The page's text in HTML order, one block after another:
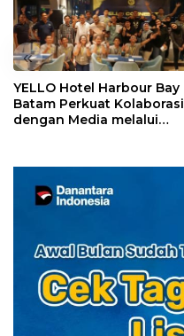
«
YELLO Hotel Harbour Bay
Batam Perkuat Kolaborasi
dengan Media melalui